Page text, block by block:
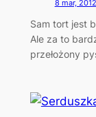
8 mar, 2012
Sam tort jest
Ale za to
przełożony